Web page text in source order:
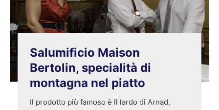
Salumificio Maison
Bertolin, specialità di
montagna nel piatto
Il prodotto più famoso è il lardo di Arnad,